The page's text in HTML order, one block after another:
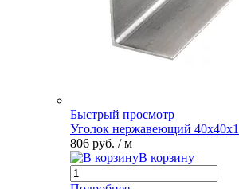
Быстрый просмотр
Уголок нержавеющий
806 руб. / м
В корзину